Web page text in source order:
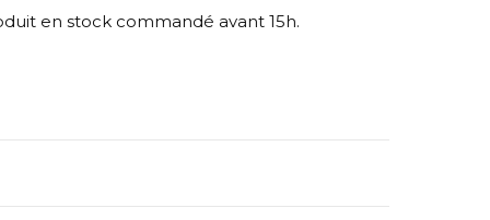
en stock commandé avant 15h.